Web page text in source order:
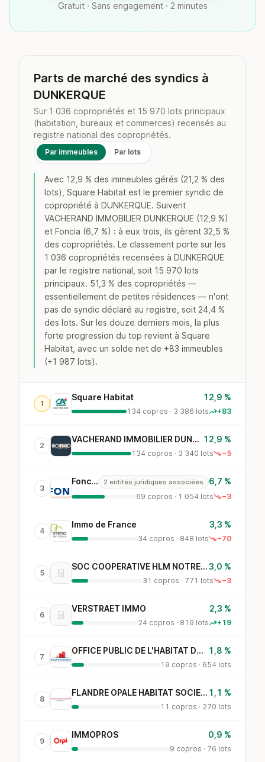
Gratuit · Sans engagement · 2 minutes
Parts de marché des syndics à
DUNKERQUE
Sur 1 036 copropriétés et 15 970 lots principaux
(habitation, bureaux et commerces) recensés au
registre national des copropriétés.
Par immeubles Par lots
Avec 12,9 % des immeubles gérés (21,2 % des
lots), Square Habitat est le premier syndic de
copropriété à DUNKERQUE. Suivent
VACHERAND IMMOBILIER DUNKERQUE (12,9 %)
et Foncia (6,7 %) : à eux trois, ils gèrent 32,5 %
des copropriétés. Le classement porte sur les
1 036 copropriétés recensées à DUNKERQUE
par le registre national, soit 15 970 lots
principaux. 51,3 % des copropriétés —
essentiellement de petites résidences — n'ont
pas de syndic déclaré au registre, soit 24,4 %
des lots. Sur les douze derniers mois, la plus
forte progression du top revient à Square
Habitat, avec un solde net de +83 immeubles
(+1 987 lots).
1
Square Habitat 12,9 %
134 copros · 3 386 lots +83
2
VACHERAND IMMOBILIER DUNKERQUE 12,9 %
134 copros · 3 340 lots −5
3
Foncia 2 entités juridiques associées 6,7 %
69 copros · 1 054 lots −3
4
Immo de France 3,3 %
34 copros · 848 lots −70
5
SOC COOPERATIVE HLM NOTRE COTTAGE3,0 %
31 copros · 771 lots −3
6
VERSTRAET IMMO 2,3 %
24 copros · 819 lots +19
7
OFFICE PUBLIC DE L'HABITAT DU NORD 1,8 %
19 copros · 654 lots
8
FLANDRE OPALE HABITAT SOCIETE ANONYME D HABITATION 1,1 %
11 copros · 270 lots
9
IMMOPROS 0,9 %
9 copros · 76 lots